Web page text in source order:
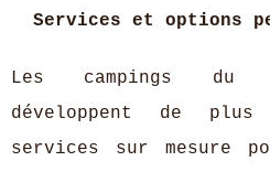
Services et options
Les campings du
développent de
services sur mesure